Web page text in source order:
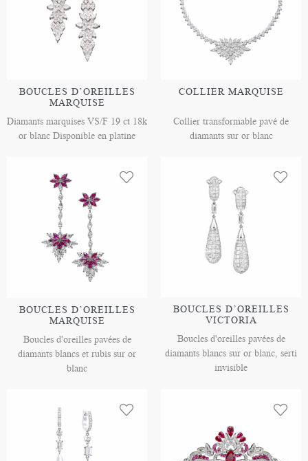
BOUCLES D’OREILLES
MARQUISE
Diamants marquises VS/F 19 ct 18k
or blanc Disponible en platine
COLLIER MARQUISE
Collier transformable pavé de
diamants sur or blanc
BOUCLES D’OREILLES
MARQUISE
Boucles d'oreilles pavées de
diamants blancs et rubis sur or
blanc
BOUCLES D’OREILLES
VICTORIA
Boucles d'oreilles pavées de
diamants blancs sur or blanc, serti
invisible